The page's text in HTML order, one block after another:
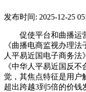
发布时间: 2025-12-25
促使平台和曲播运营
《曲播电商监视办理
人平易近国电子商务法
《中华人平易近国反不
觉，其焦点特征是用户
超出跨越3到5倍的价钱